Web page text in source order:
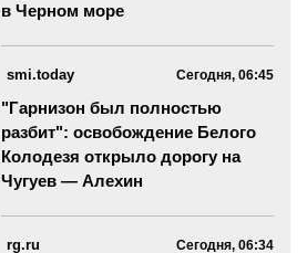
в Черном море
smi.today Сегодня, 06:45
"Гарнизон был полностью
разбит": освобождение Белого
Колодезя открыло дорогу на
Чугуев — Алехин
rg.ru Сегодня, 06:34